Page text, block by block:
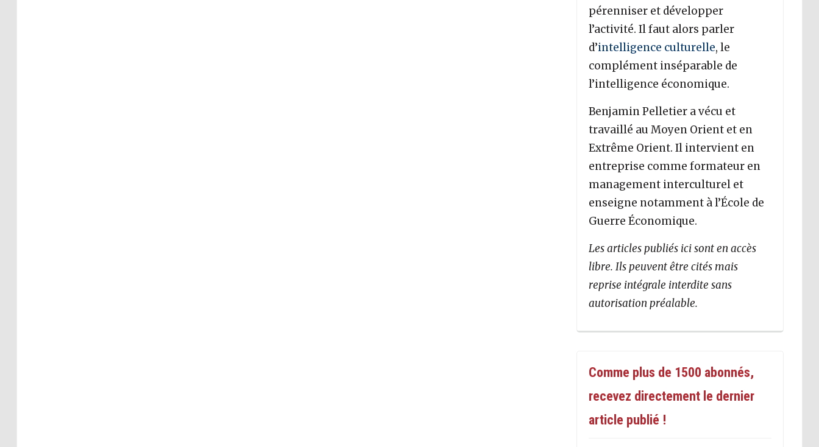
pérenniser et développer
l’activité. Il faut alors parler
d’intelligence culturelle, le
complément inséparable de
l’intelligence économique.
Benjamin Pelletier a vécu et
travaillé au Moyen Orient et en
Extrême Orient. Il intervient en
entreprise comme formateur en
management interculturel et
enseigne notamment à l’École de
Guerre Économique.
Les articles publiés ici sont en accès
libre. Ils peuvent être cités mais
reprise intégrale interdite sans
autorisation préalable.
Comme plus de 1500 abonnés,
recevez directement le dernier
article publié !